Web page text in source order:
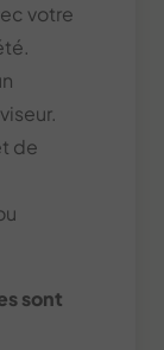
votre
de
sont